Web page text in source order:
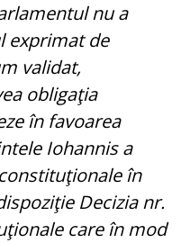
nu a
exprimat de
validat,
obligaţia
în favoarea
Iohannis a
în
Decizia nr.
care în mod